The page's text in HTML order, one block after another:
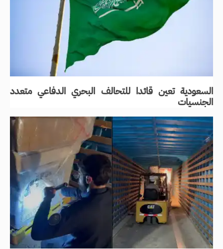
السعودية تعين قائدا للتحالف البحري الدفاعي متعدد
الجنسيات